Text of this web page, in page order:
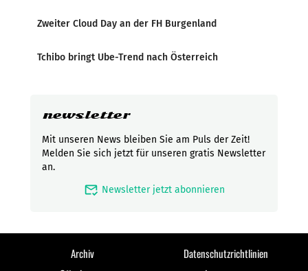
Zweiter Cloud Day an der FH Burgenland
Tchibo bringt Ube-Trend nach Österreich
newsletter
Mit unseren News bleiben Sie am Puls der Zeit!
Melden Sie sich jetzt für unseren gratis Newsletter
an.
mark_email_read Newsletter jetzt abonnieren
Archiv
Datenschutzrichtlinien